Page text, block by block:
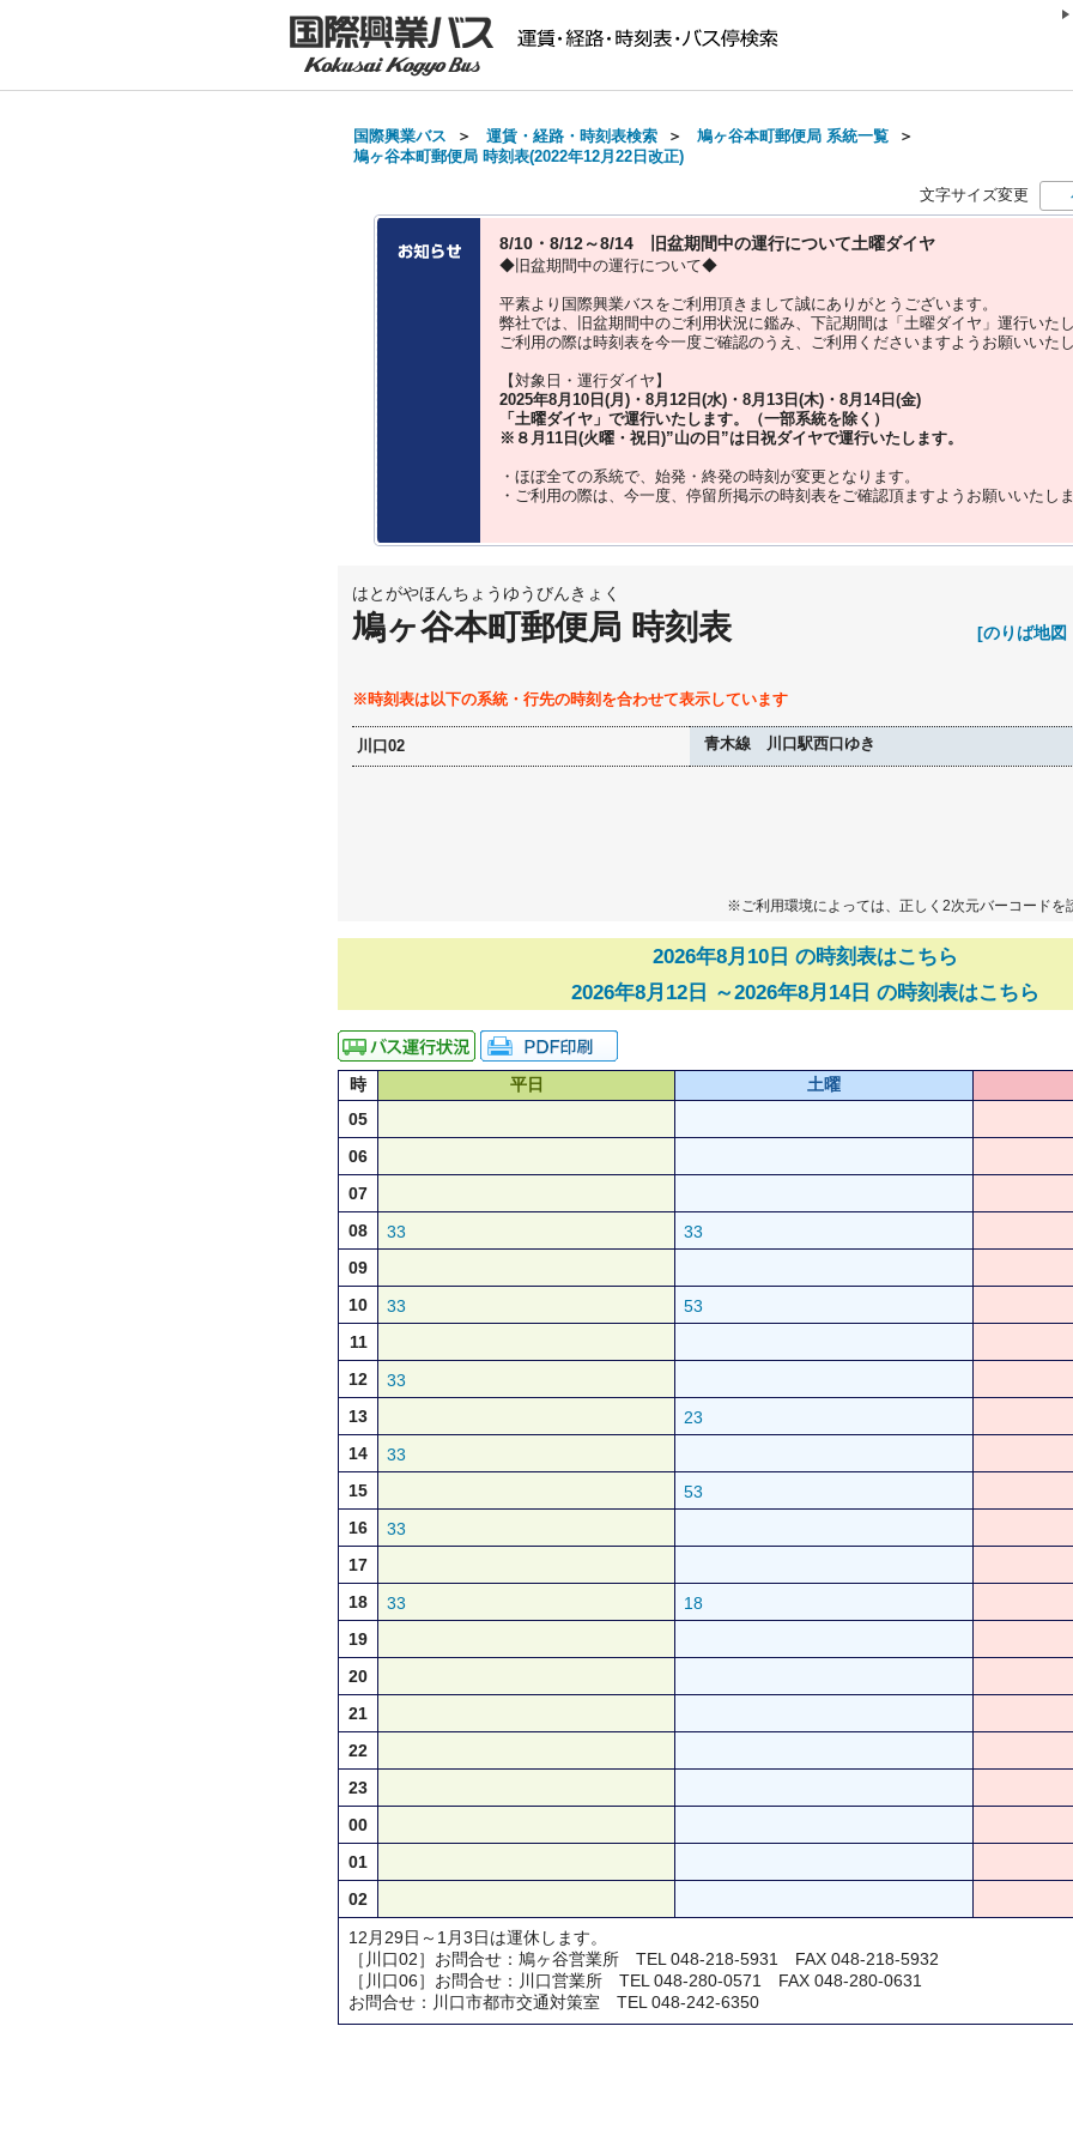
国際興業バス ＞ 運賃・経路・時刻表検索 ＞ 鳩ヶ谷本町郵便局 系統一覧 ＞
鳩ヶ谷本町郵便局 時刻表(2022年12月22日改正)
文字サイズ変更
8/10・8/12～8/14 旧盆期間中の運行について土曜ダイヤ
◆旧盆期間中の運行について◆
平素より国際興業バスをご利用頂きまして誠にありがとうございます。
弊社では、旧盆期間中のご利用状況に鑑み、下記期間は「土曜ダイヤ」運行いたし
ご利用の際は時刻表を今一度ご確認のうえ、ご利用くださいますようお願いいたし
【対象日・運行ダイヤ】
2025年8月10日(月)・8月12日(水)・8月13日(木)・8月14日(金)
「土曜ダイヤ」 で運行いたします。（一部系統を除く）
※８月11日(火曜・祝日)”山の日 ”は 日祝ダイヤで運行いたします。
・ほぼ全ての系統で、始発・終発の時刻が変更となります。
・ご利用の際は、今一度、 停留所掲示の時刻表をご確認頂ますようお願いいたしま
はとがやほんちょうゆうびんきょく
鳩ヶ谷本町郵便局 時刻表 [のりば地図
※時刻表は以下の系統・行先の時刻を合わせて表示しています
川口02 青木線 川口駅西口ゆき
※ご利用環境によっては、正しく2次元バーコードを
2026年8月10日 の時刻表はこちら
2026年8月12日 ～2026年8月14日 の時刻表はこちら
時 平日 土曜
05
06
07
08
33
33
09
10
33
53
11
12
33
13
23
14
33
15
53
16
33
17
18
33
18
19
20
21
22
23
00
01
02
12月29日～1月3日は運休します。
［川口02］お問合せ：鳩ヶ谷営業所 TEL 048-218-5931 FAX 048-218-5932
［川口06］お問合せ：川口営業所 TEL 048-280-0571 FAX 048-280-0631
お問合せ：川口市都市交通対策室 TEL 048-242-6350